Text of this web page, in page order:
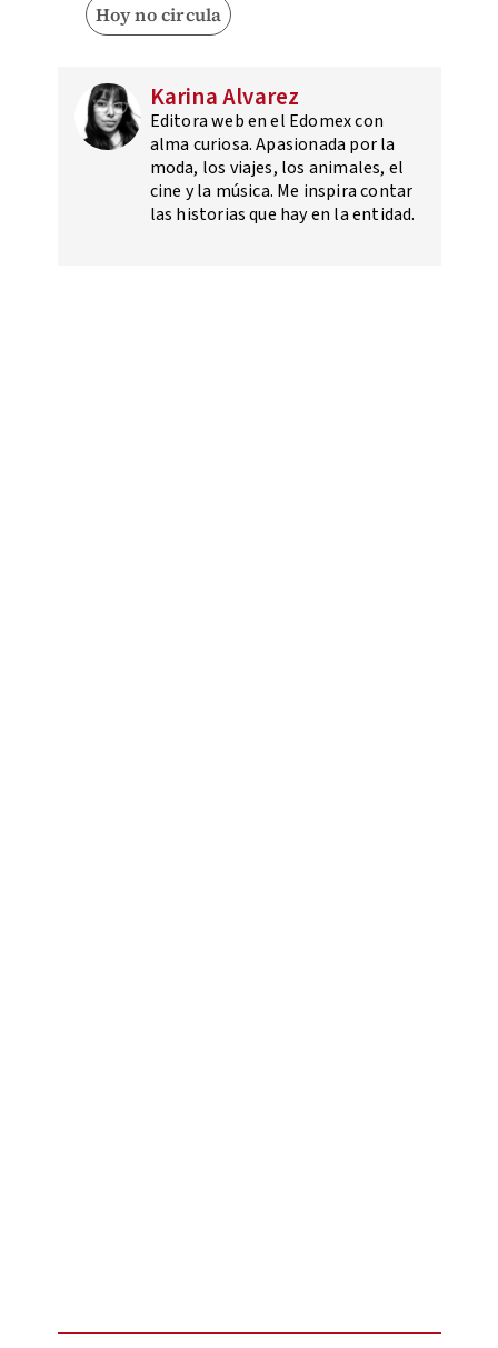
Hoy no circula
Karina Alvarez
Editora web en el Edomex con
alma curiosa. Apasionada por la
moda, los viajes, los animales, el
cine y la música. Me inspira contar
las historias que hay en la entidad.